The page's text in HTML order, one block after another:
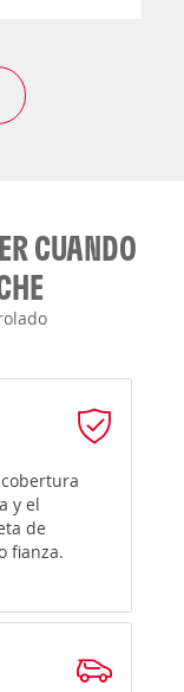
CUANDO
y el
de
fianza.